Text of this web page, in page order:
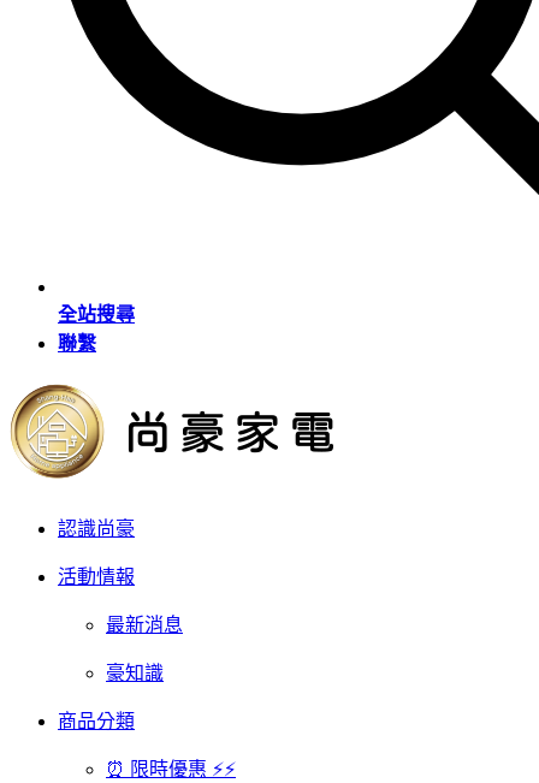
全站搜尋
聯繫
認識尚豪
活動情報
最新消息
豪知識
商品分類
⏰ 限時優惠 ⚡⚡